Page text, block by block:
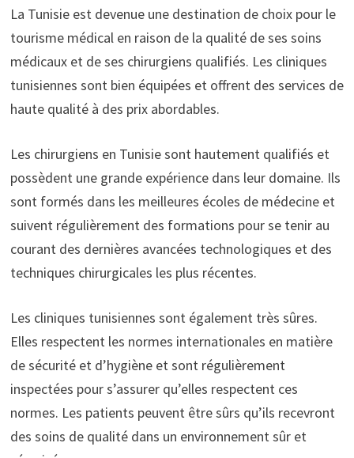
La Tunisie est devenue une destination de choix pour le
tourisme médical en raison de la qualité de ses soins
médicaux et de ses chirurgiens qualifiés. Les cliniques
tunisiennes sont bien équipées et offrent des services de
haute qualité à des prix abordables.
Les chirurgiens en Tunisie sont hautement qualifiés et
possèdent une grande expérience dans leur domaine. Ils
sont formés dans les meilleures écoles de médecine et
suivent régulièrement des formations pour se tenir au
courant des dernières avancées technologiques et des
techniques chirurgicales les plus récentes.
Les cliniques tunisiennes sont également très sûres.
Elles respectent les normes internationales en matière
de sécurité et d’hygiène et sont régulièrement
inspectées pour s’assurer qu’elles respectent ces
normes. Les patients peuvent être sûrs qu’ils recevront
des soins de qualité dans un environnement sûr et